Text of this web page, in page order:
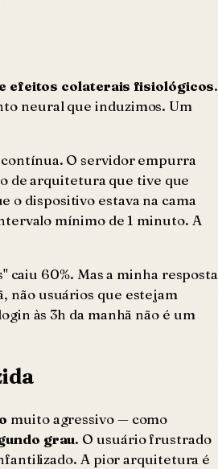
efeitos colaterais fisiológicos.
neural que induzimos. Um
O servidor empurra
de arquitetura que tive que
o dispositivo estava na cama
mínimo de 1 minuto. A
caiu 60%. Mas a minha resposta
não usuários que estejam
às 3h da manhã não é um
muito agressivo — como
grau. O usuário frustrado
A pior arquitetura é